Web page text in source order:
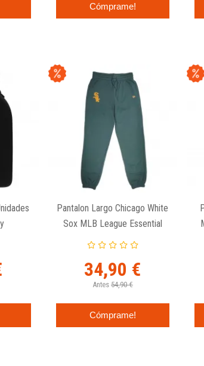
Cómprame!
Pantalon Largo Chicago White
Sox MLB League Essential
New Era Jogger
34,90 €
Antes 54,90 €
Cómprame!